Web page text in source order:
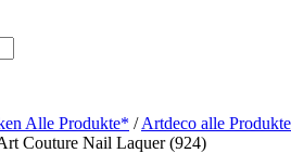
Alle Produkte* /Artdeco alle
Couture Nail Laquer (924)